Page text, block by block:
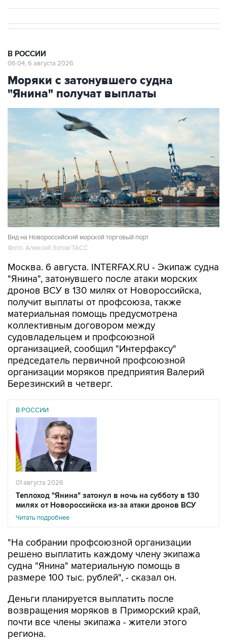
В РОССИИ
06:04, 6 августа 2026
Моряки с затонувшего судна
"Янина" получат выплаты
Вид на Новороссийский морской торговый порт
Фото: Алексей Зотов/ТАСС
Москва. 6 августа. INTERFAX.RU - Экипаж судна
"Янина", затонувшего после атаки морских
дронов ВСУ в 130 милях от Новороссийска,
получит выплаты от профсоюза, также
материальная помощь предусмотрена
коллективным договором между
судовладельцем и профсоюзной
организацией, сообщил "Интерфаксу"
председатель первичной профсоюзной
организации моряков предприятия Валерий
Березинский в четверг.
В РОССИИ
01 августа 2026
Теплоход "Янина" затонул в ночь на субботу в 130
милях от Новороссийска из-за атаки дронов ВСУ
Читать подробнее
"На собрании профсоюзной организации
решено выплатить каждому члену экипажа
судна "Янина" материальную помощь в
размере 100 тыс. рублей", - сказал он.
Деньги планируется выплатить после
возвращения моряков в Приморский край,
почти все члены экипажа - жители этого
региона.